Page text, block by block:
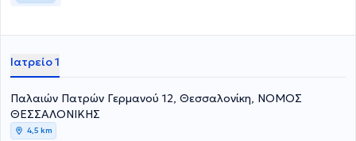
Ιατρείο 1
Παλαιών Πατρών Γερμανού 12, Θεσσαλονίκη, ΝΟΜΟΣ
ΘΕΣΣΑΛΟΝΙΚΗΣ
4,5 km